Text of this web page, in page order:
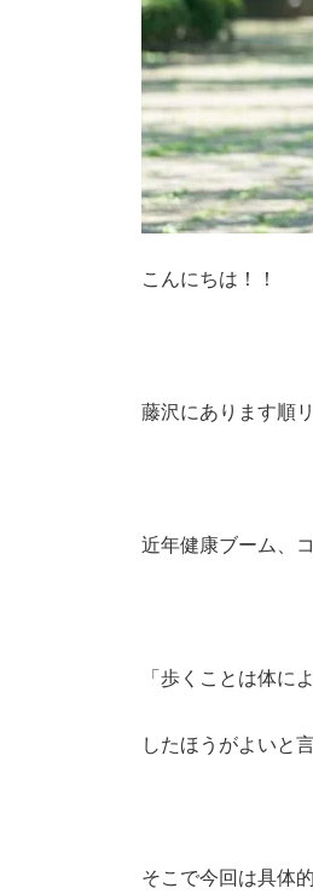
こんにちは！！
藤沢にあります順
近年健康ブーム、
「歩くことは体に
したほうがよいと
そこで今回は具体